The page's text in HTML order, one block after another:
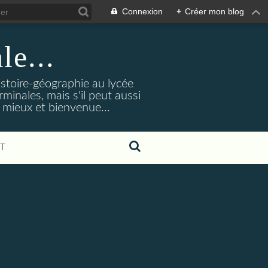
Connexion + Créer mon blog
géographie au lycée
mais s'il peut aussi
et bienvenue...